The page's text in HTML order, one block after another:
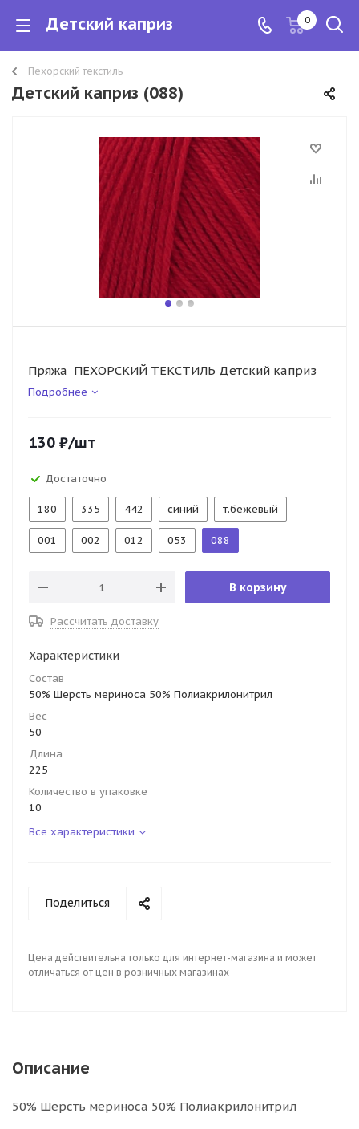
Детский каприз 0
Пехорский текстиль
Детский каприз (088)
Пряжа ПЕХОРСКИЙ ТЕКСТИЛЬ Детский каприз
Подробнее
130 ₽/шт
Достаточно
180 335 442 синий т.бежевый
001 002 012 053 088
В корзину
Рассчитать доставку
Характеристики
Состав
50% Шерсть мериноса 50% Полиакрилонитрил
Вес
50
Длина
225
Количество в упаковке
10
Все характеристики
Поделиться
Цена действительна только для интернет-магазина и может
отличаться от цен в розничных магазинах
Описание
50% Шерсть мериноса 50% Полиакрилонитрил